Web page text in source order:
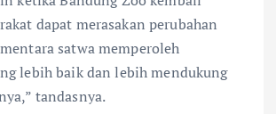
dapat merasakan perubahan
satwa memperoleh
lebih baik dan lebih mendukung
tandasnya.